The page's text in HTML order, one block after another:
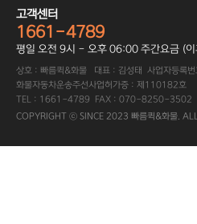
고객센터
1661-4789
평일 오전 9시 - 오후 06:00 주간요금 (
상호 : 빠름퀵&화물 대표 : 김성태 사업자등
화물자동차운송주선사업허가증 : 제110182호
TEL : 1661-4789 FAX : 070-8250-3502
COPYRIGHT ⓒ SINCE 2023 빠름퀵&화물. ALL